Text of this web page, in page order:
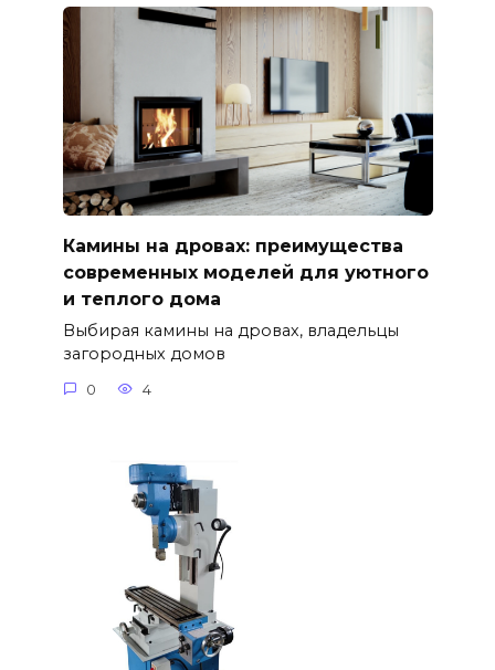
Камины на дровах: преимущества
современных моделей для уютного
и теплого дома
Выбирая камины на дровах, владельцы
загородных домов
0 4